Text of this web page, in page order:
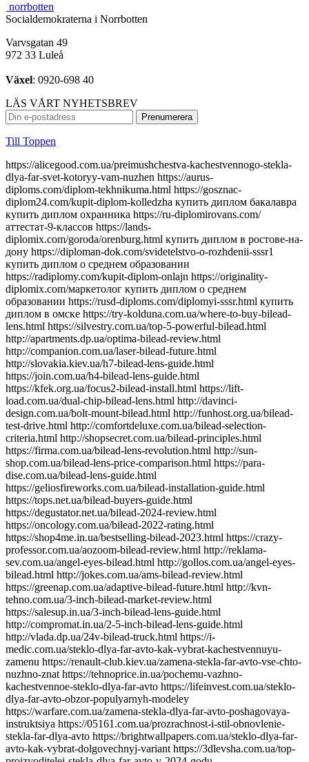
norrbotten
Socialdemokraterna i Norrbotten
Varvsgatan 49
972 33 Luleå
Växel: 0920-698 40
LÄS VÅRT NYHETSBREV
Till Toppen
https://alicegood.com.ua/preimushchestva-kachestvennogo-stekla-dlya-far-svet-kotoryy-vam-nuzhen https://aurus-diploms.com/diplom-tekhnikuma.html https://gosznac-diplom24.com/kupit-diplom-kolledzha купить диплом бакалавра купить диплом охранника https://ru-diplomirovans.com/аттестат-9-классов https://lands-diplomix.com/goroda/orenburg.html купить диплом в ростове-на-дону https://diploman-dok.com/svidetelstvo-o-rozhdenii-sssr1 купить диплом о среднем образовании https://radiplomy.com/kupit-diplom-onlajn https://originality-diplomix.com/маркетолог купить диплом о среднем образовании https://rusd-diploms.com/diplomyi-sssr.html купить диплом в омске https://try-kolduna.com.ua/where-to-buy-bilead-lens.html https://silvestry.com.ua/top-5-powerful-bilead.html http://apartments.dp.ua/optima-bilead-review.html http://companion.com.ua/laser-bilead-future.html http://slovakia.kiev.ua/h7-bilead-lens-guide.html https://join.com.ua/h4-bilead-lens-guide.html https://kfek.org.ua/focus2-bilead-install.html https://lift-load.com.ua/dual-chip-bilead-lens.html http://davinci-design.com.ua/bolt-mount-bilead.html http://funhost.org.ua/bilead-test-drive.html http://comfortdeluxe.com.ua/bilead-selection-criteria.html http://shopsecret.com.ua/bilead-principles.html https://firma.com.ua/bilead-lens-revolution.html http://sun-shop.com.ua/bilead-lens-price-comparison.html https://para-dise.com.ua/bilead-lens-guide.html https://geliosfireworks.com.ua/bilead-installation-guide.html https://tops.net.ua/bilead-buyers-guide.html https://degustator.net.ua/bilead-2024-review.html https://oncology.com.ua/bilead-2022-rating.html https://shop4me.in.ua/bestselling-bilead-2023.html https://crazy-professor.com.ua/aozoom-bilead-review.html http://reklama-sev.com.ua/angel-eyes-bilead.html http://gollos.com.ua/angel-eyes-bilead.html http://jokes.com.ua/ams-bilead-review.html https://greenap.com.ua/adaptive-bilead-future.html http://kvn-tehno.com.ua/3-inch-bilead-market-review.html https://salesup.in.ua/3-inch-bilead-lens-guide.html http://compromat.in.ua/2-5-inch-bilead-lens-guide.html http://vlada.dp.ua/24v-bilead-truck.html https://i-medic.com.ua/steklo-dlya-far-avto-kak-vybrat-kachestvennuyu-zamenu https://renault-club.kiev.ua/zamena-stekla-far-avto-vse-chto-nuzhno-znat https://tehnoprice.in.ua/pochemu-vazhno-kachestvennoe-steklo-dlya-far-avto https://lifeinvest.com.ua/steklo-dlya-far-avto-obzor-populyarnyh-modeley https://warfare.com.ua/zamena-stekla-dlya-far-avto-poshagovaya-instruktsiya https://05161.com.ua/prozrachnost-i-stil-obnovlenie-stekla-far-dlya-avto https://brightwallpapers.com.ua/steklo-dlya-far-avto-kak-vybrat-dolgovechnyj-variant https://3dlevsha.com.ua/top-proizvoditelej-stekla-dlya-far-avto-v-2024-godu https://abank.com.ua/sovety-po-vyboru-stekla-dlya-far-avto-na-chto-obratit-vnimanie https://abshop.com.ua/zamena-stekla-na-farah-avto-kak-uluchshit-vidimost-i-stil https://alicegood.com.ua/preimushchestva-kachestvennogo-stekla-dlya-far-svet-kotoryy-vam-nuzhen https://artflo.com.ua/steklo-dlya-far-avto-obzor-byudzhetnyh-i-premialnyh-variantov https://atlantic-club.com.ua/kak-vybrat-prochnoe-steklo-dlya-far-kotoroe-prosluzhit-dolgo https://atelierdesdelices.com.ua/prozrachnost-i-dolgovechnost-zachem-menyat-steklo-far-avto http://510.com.ua/samostoyatelnaya-zamena-stekla-far-prakticheskie-sovety https://autostill.com.ua/steklo-dlya-far-avto-kak-zamena-uluchshit-osveshchenie-dorogi https://babyphotostar.com.ua/vyibiraem-steklo-dlya-far-rukovodstvo-po-stilyu-i-bezopasnosti https://bagit.com.ua/pochemu-stoit-investirovat-v-kachestvennoe-steklo-dlya https://bagstore.com.ua/problemy-so-steklom-far-kak-ikh-izbezhat-i-kogda-zamenit https://befirst.com.ua/sekrety-ukhoda-za-steklom-far-kak-prodlit-srok-sluzhby https://bike-drive.com.ua/steklo-dlya-far-obzor-novink-i-tendentsiy-2024 https://billiard-classic.com.ua/kakoe-steklo-dlya-far-luchshe-plyusy-i-minusy-razlichnykh-materialov https://ch-z.com.ua/steklo-dlya-far-kak-vybrat-po-tipu-avtomobilya-i-stilyu-vozdizheniya https://bestpeople.com.ua/chem-zamenit-povrezhdennoe-steklo-far-luchshie-alternativy https://daicond.com.ua/steklo-dlya-far-obsuzhdaem-vazhnost-dlya-bezopasnosti-na-doroge https://delavore.com.ua/bi-led-linzy-i-komponenty-provodnik-v-mir-yarkogo-i-chetogo-sveta https://brandwatches.com.ua/kak-bi-led-linzy-uluchshayut-vidimost-i-stil-avtomobilya https://dnmagazine.com.ua/komplekt-bi-led-linz-modernizatsiya-far https://blooms.com.ua/bi-led-linzy-komplektuyushie-vybor https://ameli-studio.com.ua/bi-led-linzy-i-komponenty-maksimum-sveta-pri-minimum-energozatrat https://euro-house.com.ua/kak-bi-led-linzy-vliyayut-na-bezopasnost-i-komfort-vodjeniya https://cpaday.com.ua/innovacii-v-osveshhenii-obzor-luchshih-bi-led-linz-i-komponentov https://cocoshop.com.ua/bi-led-linzy-kak-innovatsionnye-tekhnologii-menyayut-osveshchenie-avto https://cleanshop.com.ua/otkroyte-dlya-sebya-bi-led-linzy-luchshee-osveshchenie-dlya-vashego-avtomobilya https://dragee.com.ua/bi-led-linzy-revolyuciya-v-avtomobilnom-osveshchenii https://eximp.com.ua/komplekt-bi-led-linz-i-komponentov-dlya-idealnyh-far https://e-comex.com.ua/bi-led-linzy-dolgovechnost-i-mosh-sveta-v-komplekte https://elsig-opt.com.ua/budushchee-avtomobilnyh-far-pochemu-bi-led-linzy-novyi-standart https://emaidan.com.ua/bi-led-linzy-luchshiy-svet-dlya-avto https://esco-center.com.ua/stil-i-funkcionalnost-s-bi-led-linzami https://excl.com.ua/bi-led-linzy-svet-i-bezopasnost https://floristua.com.ua/bi-led-linzy-vybor-i-ustanovka https://forthouse.com.ua/umnoye-osveshcheniye-dlya-avto-bi-led-linzy https://footballfans.com.ua/5-prichin-dlya-upgrade-bi-led-linzy https://freeadverts.com.ua/bi-led-linzy-yarkost-i-stil http://istroy.com.ua/nochnye-poezdki-bi-led-linzy-vozmozhnosti https://jesus.com.ua/vsyo-o-bi-led-linzy-dlya-avto https://keslaser.com.ua/bi-led-linzy-dlya-idealnoy-vidimosti https://igrotech.com.ua/instruktsiya-po-vyboru-i-ustanovke-bi-led-linz https://incidents.com.ua/bi-led-linzy-dlya-professionalov-i-novichkov-rekomendatsii-po-ustanovke https://kolesiko.com.ua/linzy-dlya-far-avto-kak-vybrat-idealnye-dlya-vashego-avtomobilya https://infobus.com.ua/kak-linzy-dlya-far-izmenyayut-osveshchennost-i-stil-vashego-avto https://imperialgroup.com.ua/pochemu-stoit-ustanovit-linzy-v-fary-avto-osnovnye-preimushchestva https://leasing.com.ua/linzy-dlya-far-avto-kak-vybrat-luchshie-komponenty-dlya-optimalnogo-sveta https://igruli.com.ua/linzy-dlya-far-avto-chto-vazhno-uchityvat-pri-ustanovke-i-vybore https://mamaorganica.com.ua/linzy-dlya-far-kak-uluchshit-svet-i-stil-avtomobilya https://jiraf.com.ua/moshhnoe-tochnoe-osveshhenie-preimushhestva-linz-dlya-avto-far https://itware.com.ua/chto-dayut-linzy-dlya-far-sekrety-osveshheniya https://jn.com.ua/linzy-dlya-far-sovremennye-resheniya-dlya-vidimosti https://ibnews.com.ua/germetik-dlya-stekla-far-avto https://keepstyle.com.ua/kak-pravilno-ispolzovat-germetik-dlya-far-avto https://menfashion.com.ua/germetik-dlya-stekla-far https://kominmet.com.ua/germetik-dlya-far-avto-vodonepronitsaemost https://mir-akb.com.ua/kak-germetik-dlya-far-vliyaet-na-zashitu-i-vneshniy-vid https://mitsubishi-nikol-motors.com.ua/germetik-dlya-stekla-far-uluchshenie-germetichnosti-i-osveshcheniya https://massovka.com.ua/germetik-dlya-far-zashchita-ot-vlagi-pyli-kondensata https://newstoday.com.ua/kak-vybrat-germetik-dlya-stekla-far https://maximumvisa.com.ua/germetik-dlya-stekla-far-idealnaya-germetizatsiya https://ostercenter.com.ua/luchshie-germetiki-dlya-far-avto https://pnevmo-strelok.com.ua/germetik-dlya-far-zachem-i-kak-ispolzovat https://myelectro.com.ua/kak-germetik-zashchishchaet-fary https://logotypes.com.ua/germetizaciya-stekla-far https://naduvnie-lodki.com.ua/sekret-idealnyh-far-germetik https://nagrevayka.com.ua/top-5-germetikov-dlya-far http://repetitory.com.ua/germetik-dlya-stekla-far-poshagovyj-gid https://optimapharm.com.ua/germetik-dlya-stekla-far https://s-boutique.com.ua/zashchita-far-ot-vlagi-rol-germetika https://rockradio.com.ua/kak-germetik-pomogaet-sokhranit-fary-kak-novye https://pravoslavnews.com.ua/germetik-dlya-far-nadezhnoe-reshenie-dlya-predotvrashcheniya-kondensata https://salonsharm.com.ua/idealnyj-germetik-dlya-stekla-far-kak-vybrat-i-pravilno-nanesti http://salle.com.ua/pochemu-germetik-dlya-far-avto-vazhnee-chem-kazhetsya http://reklamist.com.ua/germetik-dlya-stekla-far-obazatelnyj-element-dlya-remonta http://runflor.com.ua/kak-vosstanovit-germetichnost-far-sovety-po-vyboru-germetika https://side-by-side.com.ua/remont-stekla-far-kak-germetik-pomogaet-sokhranit-svetopropuskaniye https://smartbuildforum.com.ua/germetik-dlya-avtofar-resheniye-dlya-osveshcheniya-i-zashchity https://tastaliski.com.ua/germetik-dlya-stekla-far-zashchita-ot-pogodnyh-usloviy https://sevinfo.com.ua/kak-germetik-prodlevaet-srok-sluzhby-far https://summer-kino.com.ua/germetik-dlya-avtofar-problemy-s-germetizaciej https://startupline.com.ua/vybor-germetika-dlya-far https://unasoft.com.ua/germetik-dlya-stekla-far-vlaga-i-korrozia https://svitozar.com.ua/germetik-dlya-stekla-far-vlaga-i-korrozia https://talktome.com.ua/zhidkost-dlya-polirovki-far-avto https://smotri.com.ua/kak-vybrat-luchshuyu-zhidkost-dlya-polirovki-far https://tyres.com.ua/zhidkost-dlya-polirovki-far-ustranenie-carapin https://tayger.com.ua/nabor-dlya-polirovki-far-vse-chto-nuzhno https://tm-marmelad.com.ua/nabor-dlya-polirovki-far-luchshie-komplekty https://synergize.com.ua/polirovka-far-svoimi-rukami-nabory https://trademart.com.ua/nabor-dlya-polirovki-far-kak-obnovit-fary-avto http://vabank.com.ua/steklo-dlya-far-ka